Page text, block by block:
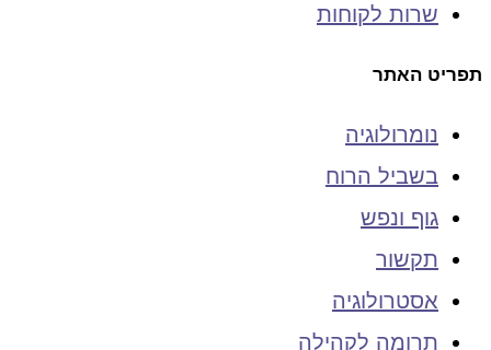
שרות לקוחות
תפריט האתר
נומרולוגיה
בשביל הרוח
גוף ונפש
תקשור
אסטרולוגיה
תרומה לקהילה